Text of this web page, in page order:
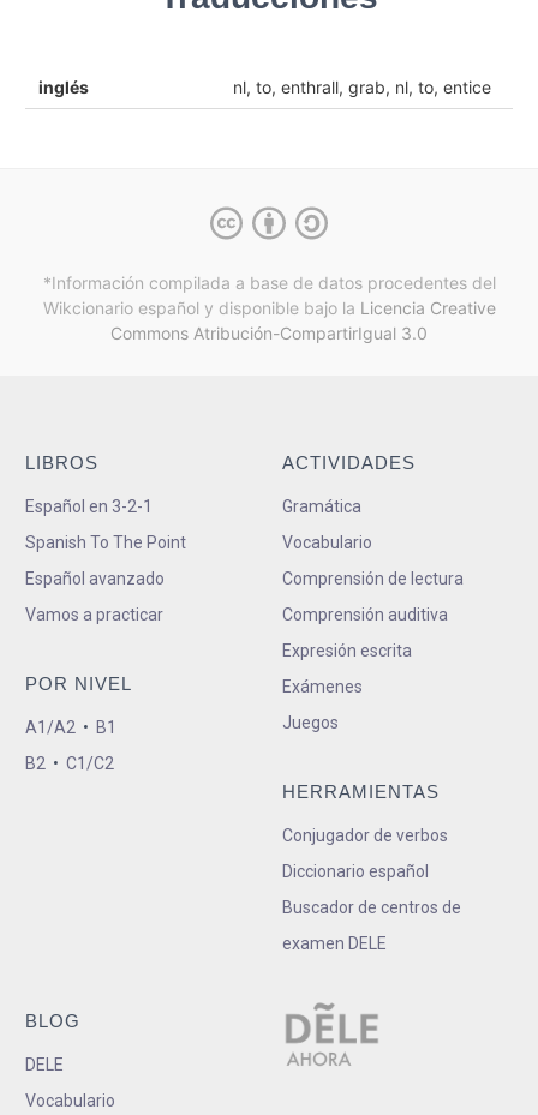
inglés nl, to, enthrall, grab, nl, to, entice
*Información compilada a base de datos procedentes del
Wikcionario español y disponible bajo la Licencia Creative
Commons Atribución-CompartirIgual 3.0
LIBROS
Español en 3-2-1
Spanish To The Point
Español avanzado
Vamos a practicar
POR NIVEL
A1/A2 • B1
B2 • C1/C2
ACTIVIDADES
Gramática
Vocabulario
Comprensión de lectura
Comprensión auditiva
Expresión escrita
Exámenes
Juegos
HERRAMIENTAS
Conjugador de verbos
Diccionario español
Buscador de centros de
examen DELE
BLOG
DELE
Vocabulario